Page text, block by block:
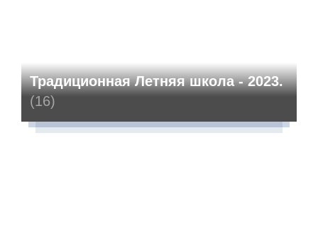
Традиционная Летняя школа - 2023.
(16)